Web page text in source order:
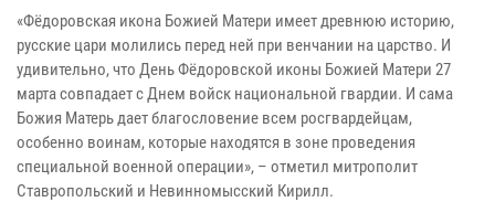
«Фёдоровская икона Божией Матери имеет древнюю историю,
русские цари молились перед ней при венчании на царство. И
удивительно, что День Фёдоровской иконы Божией Матери 27
марта совпадает с Днем войск национальной гвардии. И сама
Божия Матерь дает благословение всем росгвардейцам,
особенно воинам, которые находятся в зоне проведения
специальной военной операции», – отметил митрополит
Ставропольский и Невинномысский Кирилл.